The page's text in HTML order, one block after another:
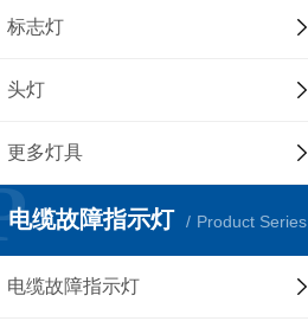
标志灯
头灯
更多灯具
电缆故障指示灯 Product Series
电缆故障指示灯